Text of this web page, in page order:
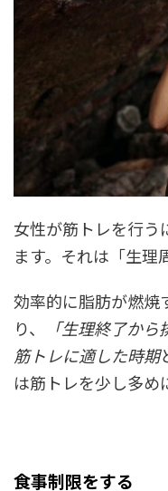
女性が筋トレを行う
ます。それは「生理
効率的に脂肪が燃焼
り、
「生理終了か
筋トレに適した時期
は筋トレを少し多め
食事制限をする